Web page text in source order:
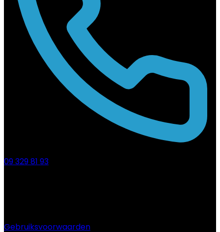
09 329 81 93
Gebruiksvoorwaarden